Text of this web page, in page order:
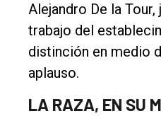
Alejandro De la
trabajo del
distinción en medio
aplauso.
LA RAZA, EN SU